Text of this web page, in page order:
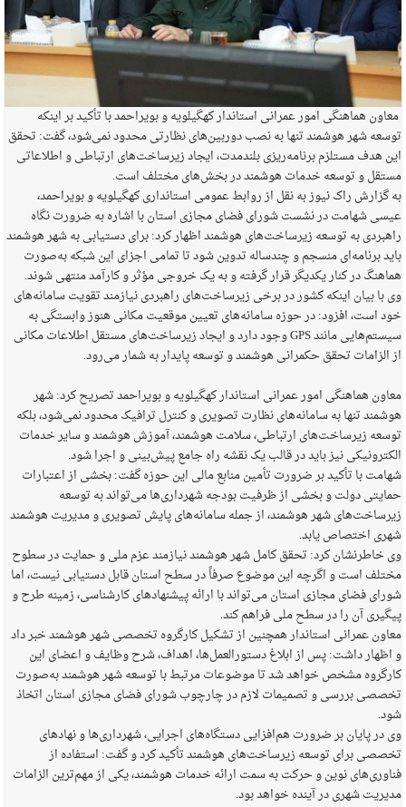
معاون هماهنگی امور عمرانی استاندار کهگیلویه و بویراحمد با تأکید بر اینکه
توسعه شهر هوشمند تنها به نصب دوربین‌های نظارتی محدود نمی‌شود، گفت: تحقق
این هدف مستلزم برنامه‌ریزی بلندمدت، ایجاد زیرساخت‌های ارتباطی و اطلاعاتی
مستقل و توسعه خدمات هوشمند در بخش‌های مختلف است.
به گزارش راک نیوز به نقل از روابط عمومی استانداری کهگیلویه و بویراحمد،
عیسی شهامت در نشست شورای فضای مجازی استان با اشاره به ضرورت نگاه
راهبردی به توسعه زیرساخت‌های هوشمند اظهار کرد: برای دستیابی به شهر هوشمند
باید برنامه‌ای منسجم و چندساله تدوین شود تا تمامی اجزای این شبکه به‌صورت
هماهنگ در کنار یکدیگر قرار گرفته و به یک خروجی مؤثر و کارآمد منتهی شوند.
وی با بیان اینکه کشور در برخی زیرساخت‌های راهبردی نیازمند تقویت سامانه‌های
خود است، افزود: در حوزه سامانه‌های تعیین موقعیت مکانی هنوز وابستگی به
سیستم‌هایی مانند GPS وجود دارد و ایجاد زیرساخت‌های مستقل اطلاعات مکانی
از الزامات تحقق حکمرانی هوشمند و توسعه پایدار به شمار می‌رود.
معاون هماهنگی امور عمرانی استاندار کهگیلویه و بویراحمد تصریح کرد: شهر
هوشمند تنها به سامانه‌های نظارت تصویری و کنترل ترافیک محدود نمی‌شود، بلکه
توسعه زیرساخت‌های ارتباطی، سلامت هوشمند، آموزش هوشمند و سایر خدمات
الکترونیکی نیز باید در قالب یک نقشه راه جامع پیش‌بینی و اجرا شود.
شهامت با تأکید بر ضرورت تأمین منابع مالی این حوزه گفت: بخشی از اعتبارات
حمایتی دولت و بخشی از ظرفیت بودجه شهرداری‌ها می‌تواند به توسعه
زیرساخت‌های شهر هوشمند، از جمله سامانه‌های پایش تصویری و مدیریت هوشمند
شهری اختصاص یابد.
وی خاطرنشان کرد: تحقق کامل شهر هوشمند نیازمند عزم ملی و حمایت در سطوح
مختلف است و اگرچه این موضوع صرفاً در سطح استان قابل دستیابی نیست، اما
شورای فضای مجازی استان می‌تواند با ارائه پیشنهادهای کارشناسی، زمینه طرح و
پیگیری آن را در سطح ملی فراهم کند.
معاون عمرانی استاندار همچنین از تشکیل کارگروه تخصصی شهر هوشمند خبر داد
و اظهار داشت: پس از ابلاغ دستورالعمل‌ها، اهداف، شرح وظایف و اعضای این
کارگروه مشخص خواهد شد تا موضوعات مرتبط با توسعه شهر هوشمند به‌صورت
تخصصی بررسی و تصمیمات لازم در چارچوب شورای فضای مجازی استان اتخاذ
شود.
وی در پایان بر ضرورت هم‌افزایی دستگاه‌های اجرایی، شهرداری‌ها و نهادهای
تخصصی برای توسعه زیرساخت‌های هوشمند تأکید کرد و گفت: استفاده از
فناوری‌های نوین و حرکت به سمت ارائه خدمات هوشمند، یکی از مهم‌ترین الزامات
مدیریت شهری در آینده خواهد بود.